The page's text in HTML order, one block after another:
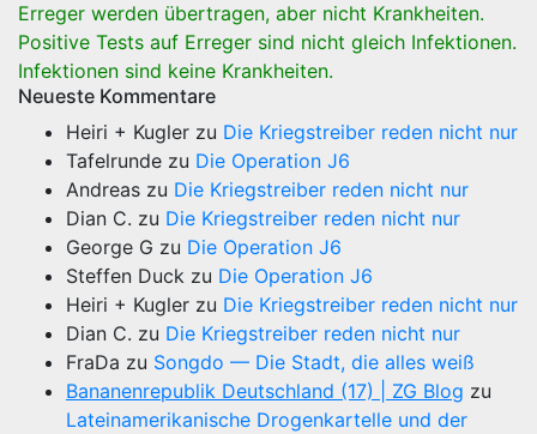
Erreger werden übertragen, aber nicht Krankheiten.
Positive Tests auf Erreger sind nicht gleich Infektionen.
Infektionen sind keine Krankheiten.
Neueste Kommentare
Heiri + Kugler zu Die Kriegstreiber reden nicht nur
Tafelrunde zu Die Operation J6
Andreas zu Die Kriegstreiber reden nicht nur
Dian C. zu Die Kriegstreiber reden nicht nur
George G zu Die Operation J6
Steffen Duck zu Die Operation J6
Heiri + Kugler zu Die Kriegstreiber reden nicht nur
Dian C. zu Die Kriegstreiber reden nicht nur
FraDa zu Songdo — Die Stadt, die alles weiß
Bananenrepublik Deutschland (17) | ZG Blog zu
Lateinamerikanische Drogenkartelle und der